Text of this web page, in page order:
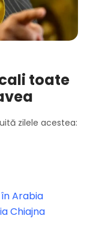
toate
zilele acestea: